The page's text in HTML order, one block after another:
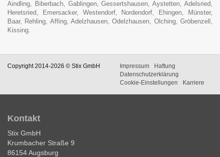
Aindling, Biberbach, Gablingen, Gessertshausen, Aystetten, Adelsried,
Heretsried, Emersacker, Westendorf, Nordendorf, Ehingen, Münster,
Baar, Rehling, Affing, Adelzhausen, Odelzhausen, Olching, Gröbenzell,
Kissing.
Copyright 2014-2026 © Stix GmbH Impressum
Haftung
Datenschutzerklärung
Cookie-Einstellungen
Karriere
Kontakt
Stix GmbH
Krumbacher Straße 9
86154 Augsburg